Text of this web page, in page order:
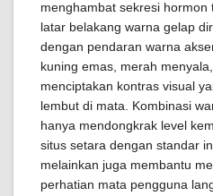
menghambat sekresi hormon
latar belakang warna gelap
dengan pendaran warna
kuning emas, merah
menciptakan kontras visual
lembut di mata. Kombinasi
hanya mendongkrak level
situs setara dengan standar
melainkan juga membantu
perhatian mata pengguna